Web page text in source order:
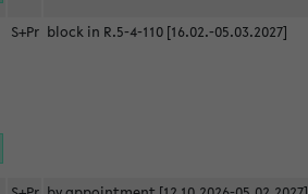
S+Pr block in R.5-4-110 [16.02.-05.03.2027]